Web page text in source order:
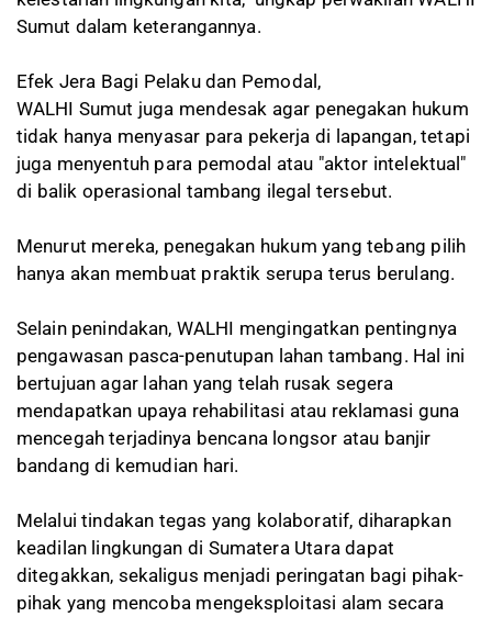
Sumut dalam keterangannya.
Efek Jera Bagi Pelaku dan Pemodal,
WALHI Sumut juga mendesak agar penegakan hukum
tidak hanya menyasar para pekerja di lapangan, tetapi
juga menyentuh para pemodal atau "aktor intelektual"
di balik operasional tambang ilegal tersebut.
Menurut mereka, penegakan hukum yang tebang pilih
hanya akan membuat praktik serupa terus berulang.
Selain penindakan, WALHI mengingatkan pentingnya
pengawasan pasca-penutupan lahan tambang. Hal ini
bertujuan agar lahan yang telah rusak segera
mendapatkan upaya rehabilitasi atau reklamasi guna
mencegah terjadinya bencana longsor atau banjir
bandang di kemudian hari.
Melalui tindakan tegas yang kolaboratif, diharapkan
keadilan lingkungan di Sumatera Utara dapat
ditegakkan, sekaligus menjadi peringatan bagi pihak-
pihak yang mencoba mengeksploitasi alam secara